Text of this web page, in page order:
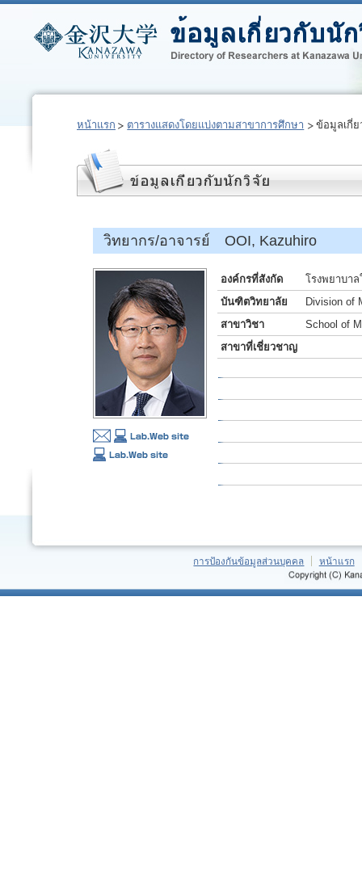
หน้าแรก ตารางแสดงโดยแบ่งตามสาขาการศึกษา ข้อมูลเกี่
วิทยากร/อาจารย์ OOI, Kazuhiro
องค์กรที่สังกัด
โรงพยาบา
บันฑิตวิทยาลัย
Division of
สาขาวิชา
School of
สาขาที่เชี่ยวชาญ
การป้องกันข้อมูลส่วนบุคคล หน้าแรก